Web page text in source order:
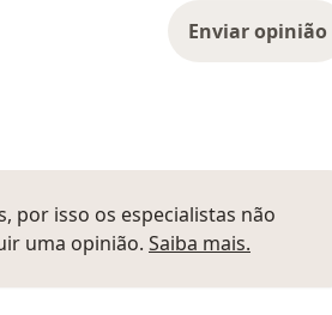
Enviar opinião
por isso os especialistas não
uma opinião. Saiba mais.